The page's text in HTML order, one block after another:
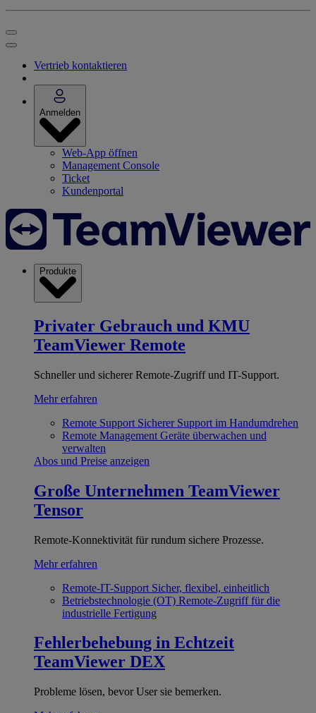
Vertrieb kontaktieren
Anmelden
Web-App öffnen
Management Console
Ticket
Kundenportal
Produkte
Privater Gebrauch und KMU
TeamViewer Remote
Schneller und sicherer Remote-Zugriff und IT-Support.
Mehr erfahren
Remote Support Sicherer Support im Handumdrehen
Remote Management Geräte überwachen und
verwalten
Abos und Preise anzeigen
Große Unternehmen TeamViewer
Tensor
Remote-Konnektivität für rundum sichere Prozesse.
Mehr erfahren
Remote-IT-Support Sicher, flexibel, einheitlich
Betriebstechnologie (OT) Remote-Zugriff für die
industrielle Fertigung
Fehlerbehebung in Echtzeit
TeamViewer DEX
Probleme lösen, bevor User sie bemerken.